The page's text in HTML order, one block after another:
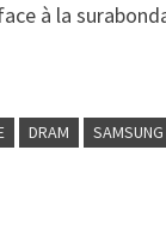
à la
DRAM SAMSUNG